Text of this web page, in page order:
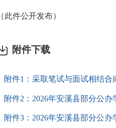
（此件公开发布）
附件下载
附件1：采取笔试与面试相结合
附件2：2026年安溪县部分公
附件3：2026年安溪县部分公